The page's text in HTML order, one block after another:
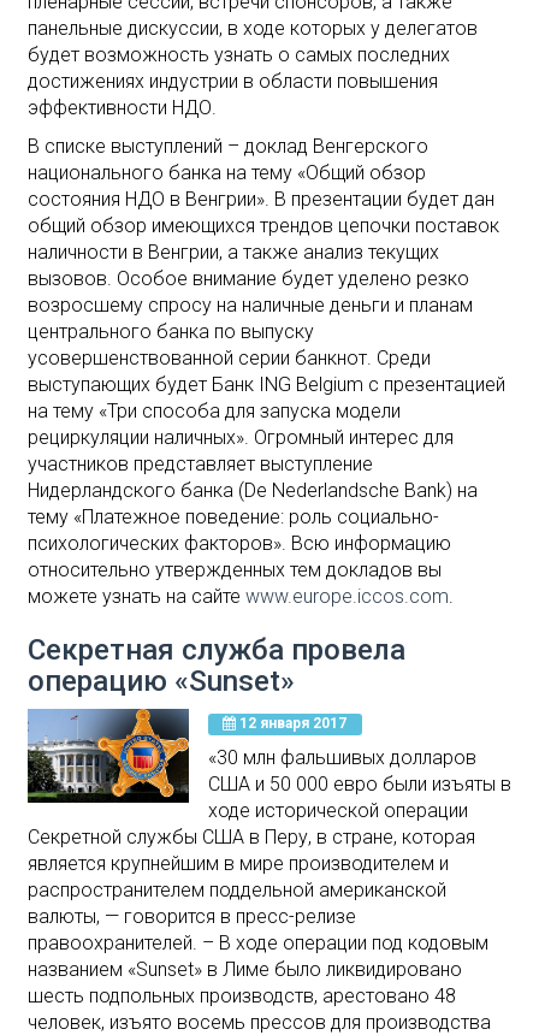
панельные дискуссии, в ходе которых у делегатов
будет возможность узнать о самых последних
достижениях индустрии в области повышения
эффективности НДО.
В списке выступлений – доклад Венгерского
национального банка на тему «Общий обзор
состояния НДО в Венгрии». В презентации будет дан
общий обзор имеющихся трендов цепочки поставок
наличности в Венгрии, а также анализ текущих
вызовов. Особое внимание будет уделено резко
возросшему спросу на наличные деньги и планам
центрального банка по выпуску
усовершенствованной серии банкнот. Среди
выступающих будет Банк ING Belgium с презентацией
на тему «Три способа для запуска модели
рециркуляции наличных». Огромный интерес для
участников представляет выступление
Нидерландского банка (De Nederlandsche Bank) на
тему «Платежное поведение: роль социально-
психологических факторов». Всю информацию
относительно утвержденных тем докладов вы
можете узнать на сайте www.europe.iccos.com.
Секретная служба провела
операцию «Sunset»
12 января 2017
«30 млн фальшивых долларов
США и 50 000 евро были изъяты в
ходе исторической операции
Секретной службы США в Перу, в стране, которая
является крупнейшим в мире производителем и
распространителем поддельной американской
валюты, — говорится в пресс-релизе
правоохранителей. – В ходе операции под кодовым
названием «Sunset» в Лиме было ликвидировано
шесть подпольных производств, арестовано 48
человек, изъято восемь прессов для производства